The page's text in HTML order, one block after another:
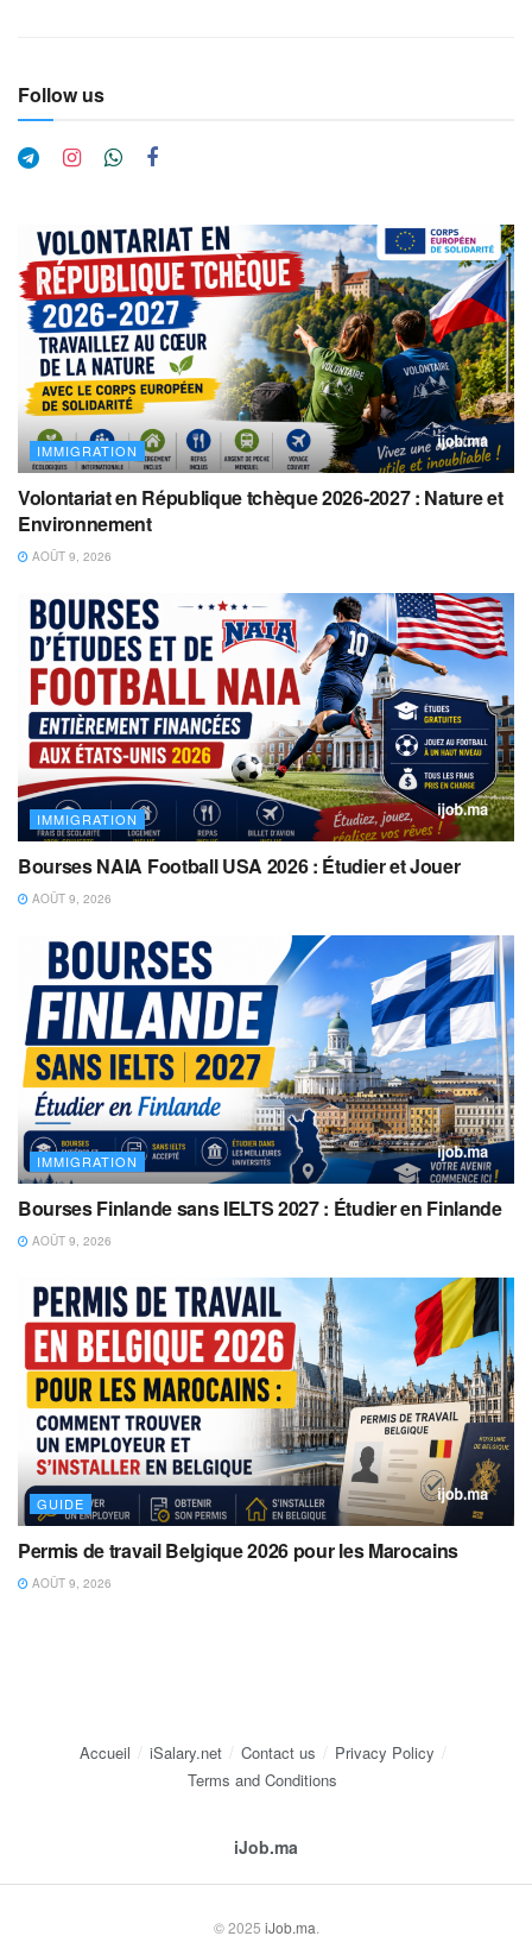
Follow us
IMMIGRATION
Volontariat en République tchèque 2026-2027 : Nature et
Environnement
AOÛT 9, 2026
IMMIGRATION
Bourses NAIA Football USA 2026 : Étudier et Jouer
AOÛT 9, 2026
IMMIGRATION
Bourses Finlande sans IELTS 2027 : Étudier en Finlande
AOÛT 9, 2026
GUIDE
Permis de travail Belgique 2026 pour les Marocains
AOÛT 9, 2026
Accueil iSalary.net Contact us
Privacy Policy
Terms and Conditions
iJob.ma
© 2025 iJob.ma